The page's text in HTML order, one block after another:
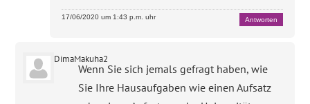
17/06/2020 um 1:43 p.m. uhr Antworten
DimaMakuha2
Wenn Sie sich jemals gefragt haben, wie
Sie Ihre Hausaufgaben wie einen Aufsatz